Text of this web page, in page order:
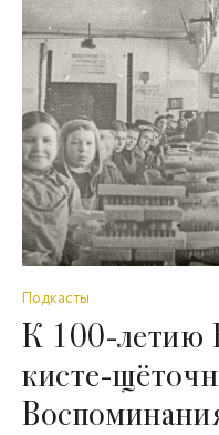
Подкасты
К 100-летию
кисте-